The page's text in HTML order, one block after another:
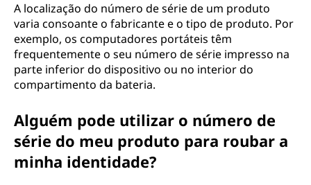
A localização do número de série de um produto
varia consoante o fabricante e o tipo de produto. Por
exemplo, os computadores portáteis têm
frequentemente o seu número de série impresso na
parte inferior do dispositivo ou no interior do
compartimento da bateria.
Alguém pode utilizar o número de
série do meu produto para roubar a
minha identidade?